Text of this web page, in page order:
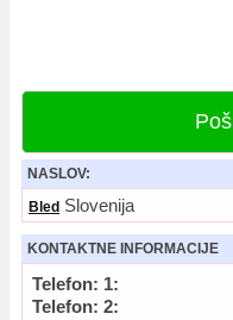
NASLOV:
Bled Slovenija
KONTAKTNE INFORMACIJE
Telefon: 1:
Telefon: 2: